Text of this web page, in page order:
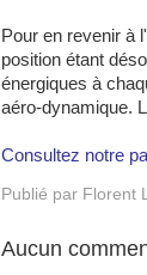
Pour en revenir à
position étant
énergiques à
aéro-dynamique.
Consultez notre
Publié par Florent
Aucun